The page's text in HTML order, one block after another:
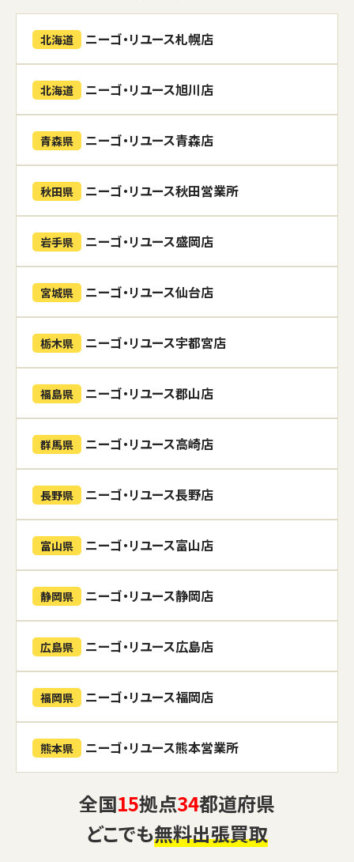
北海道 ニーゴ・リユース札幌店
北海道 ニーゴ・リユース旭川店
青森県 ニーゴ・リユース青森店
秋田県 ニーゴ・リユース秋田営業所
岩手県 ニーゴ・リユース盛岡店
宮城県 ニーゴ・リユース仙台店
栃木県 ニーゴ・リユース宇都宮店
福島県 ニーゴ・リユース郡山店
群馬県 ニーゴ・リユース高崎店
長野県 ニーゴ・リユース長野店
富山県 ニーゴ・リユース富山店
静岡県 ニーゴ・リユース静岡店
広島県 ニーゴ・リユース広島店
福岡県 ニーゴ・リユース福岡店
熊本県 ニーゴ・リユース熊本営業所
全国15拠点34都道府県
どこでも無料出張買取